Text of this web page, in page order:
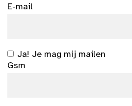
E-mail
Ja! Je mag mij mailen
Gsm